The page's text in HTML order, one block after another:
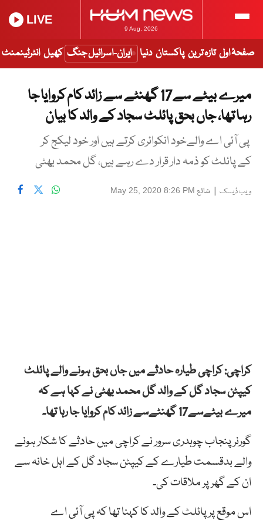
9 Aug, 2026
LIVE
صفحۂ اول تازہ ترین پاکستان دنیا ایران-اسرائیل جنگ کھیل انٹرٹینمنٹ
میرے بیٹے سے17 گھنٹے سے زائد کام کروایا جا
رہا تھا، جاں بحق پائلٹ سجاد کے والد کا بیان
پی آئی اے والےخود انکوائری کرتے ہیں اور خود لیکج کر
کے پائلٹ کو ذمہ دار قرار دے رہے ہیں، گل محمد بھٹی
ویب ڈیسک | شائع May 25, 2020 8:26 PM
کراچی: کراچی طیارہ حادثے میں جاں بحق ہونے والے پائلٹ
کیپٹن سجاد گل کے والد گل محمد بھٹی نے کہا ہے کہ
میرے بیٹےسے17 گھنٹےسے زائد کام کروایا جا رہا تھا۔
گورنر پنجاب چوہدری سرور نے کراچی میں حادثے کا شکار ہونے
والے بدقسمت طیارے کے کیپٹن سجاد گل کے اہل خانہ سے
ان کے گھر پر ملاقات کی۔
اس موقع پر پائلٹ کے والد کا کہنا تھا کہ پی آئی اے